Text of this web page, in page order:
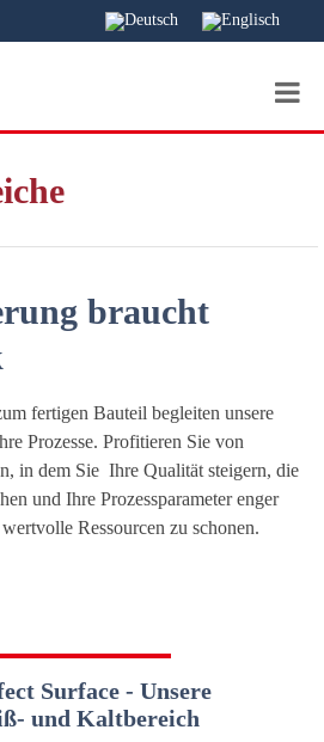
braucht
fertigen Bauteil begleiten unsere
Prozesse. Profitieren Sie von
in dem Sie Ihre Qualität steigern, die
und Ihre Prozessparameter enger
Ressourcen zu schonen.
Surface - Unsere
und Kaltbereich